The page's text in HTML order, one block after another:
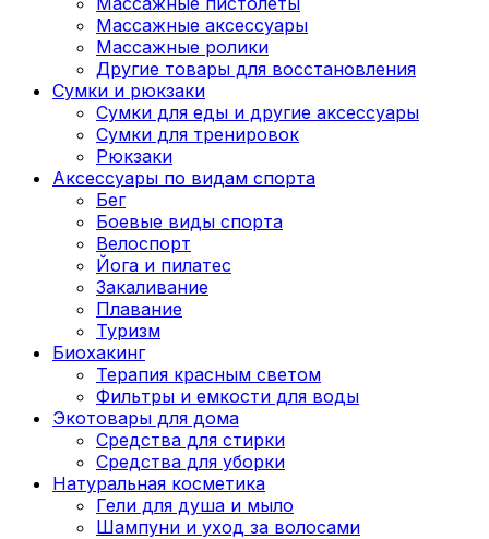
Массажные аксессуары
Массажные ролики
Другие товары для восстановления
Сумки и рюкзаки
Сумки для еды и другие аксессуары
Сумки для тренировок
Рюкзаки
Аксессуары по видам спорта
Бег
Боевые виды спорта
Велоспорт
Йога и пилатес
Закаливание
Плавание
Туризм
Биохакинг
Терапия красным светом
Фильтры и емкости для воды
Экотовары для дома
Средства для стирки
Средства для уборки
Натуральная косметика
Гели для душа и мыло
Шампуни и уход за волосами